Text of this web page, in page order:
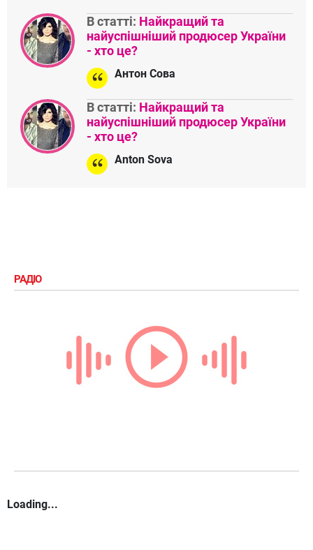
В статті: Найкращий та
найуспішніший продюсер України
- хто це?
Антон Сова
В статті: Найкращий та
найуспішніший продюсер України
- хто це?
Anton Sova
РАДІО
Loading...